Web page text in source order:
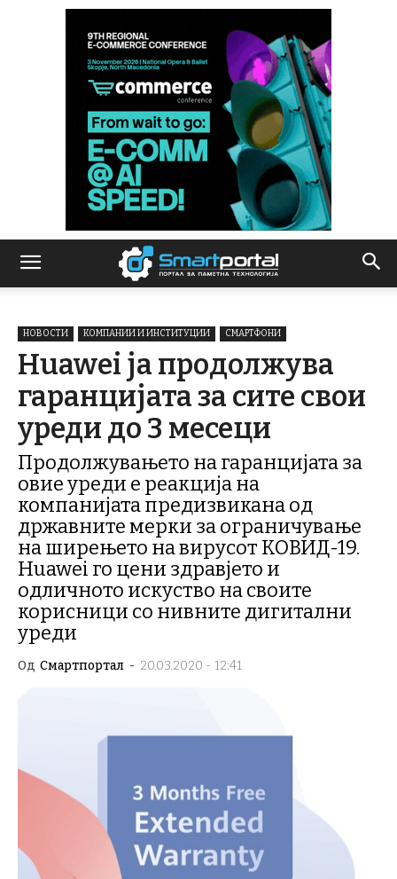
НОВОСТИ КОМПАНИИ И ИНСТИТУЦИИ СМАРТФОНИ
Huawei ја продолжува
гаранцијата за сите свои
уреди до 3 месеци
Продолжувањето на гаранцијата за
овие уреди е реакција на
компанијата предизвикана од
државните мерки за ограничување
на ширењето на вирусот КОВИД-19.
Huawei го цени здравјето и
одличното искуство на своите
корисници со нивните дигитални
уреди
Од Смартпортал - 20.03.2020 - 12:41